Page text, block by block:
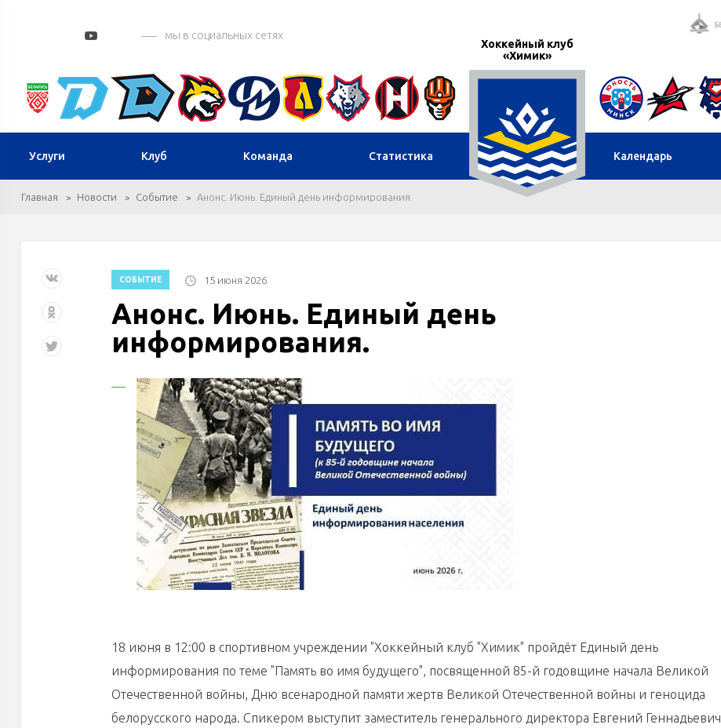
мы в социальных сетях
Хоккейный клуб
«Химик»
Услуги Клуб Команда Статистика Календарь
Главная Новости Событие Анонс. Июнь. Единый день информирования.
СОБЫТИЕ 15 июня 2026
Анонс. Июнь. Единый день
информирования.
18 июня в 12:00 в спортивном учреждении "Хоккейный клуб "Химик" пройдёт Единый день
информирования по теме "Память во имя будущего", посвященной 85-й годовщине начала Великой
Отечественной войны, Дню всенародной памяти жертв Великой Отечественной войны и геноцида
белорусского народа. Спикером выступит заместитель генерального директора Евгений Геннадьевич